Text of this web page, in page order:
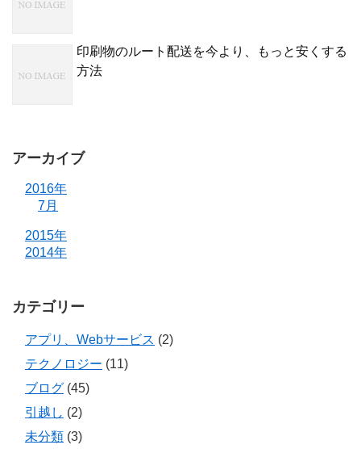
印刷物のルート配送を今より、もっと安くする
方法
アーカイブ
2016年
7月
2015年
2014年
カテゴリー
アプリ、Webサービス (2)
テクノロジー (11)
ブログ (45)
引越し (2)
未分類 (3)